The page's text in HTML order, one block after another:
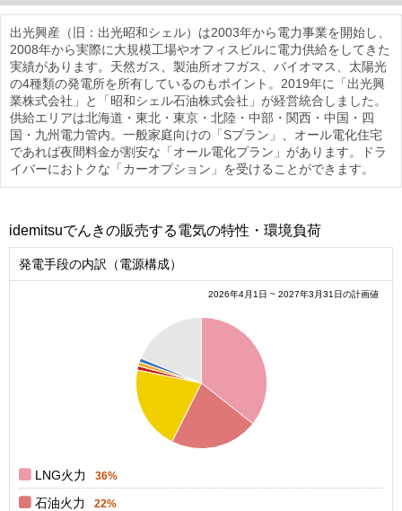
出光興産（旧：出光昭和シェル）は2003年から電力事業を開始し、
2008年から実際に大規模工場やオフィスビルに電力供給をしてきた
実績があります。天然ガス、製油所オフガス、バイオマス、太陽光
の4種類の発電所を所有しているのもポイント。2019年に「出光興
業株式会社」と「昭和シェル石油株式会社」が経営統合しました。
供給エリアは北海道・東北・東京・北陸・中部・関西・中国・四
国・九州電力管内。一般家庭向けの「Sプラン」、オール電化住宅
であれば夜間料金が割安な「オール電化プラン」があります。ドラ
イバーにおトクな「カーオプション」を受けることができます。
idemitsuでんきの販売する電気の特性・環境負荷
発電手段の内訳（電源構成）
2026年4月1日 ~ 2027年3月31日の計画値
LNG火力 36%
石油火力 22%